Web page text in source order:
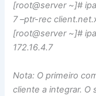
[root@server ~]#
7 –ptr-rec
[root@server ~]#
172.16.4.7
Nota: O primeiro
cliente a integrar. O